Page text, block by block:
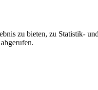
zu bieten, zu Statistik-